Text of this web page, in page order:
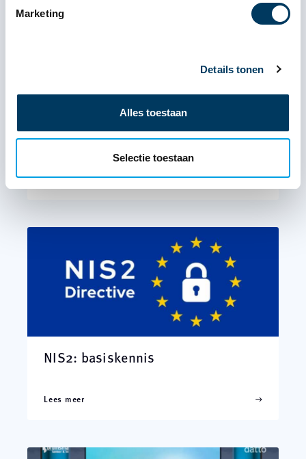
Marketing
Details tonen
Alles toestaan
Selectie toestaan
NIS2: wat betekent
ketenzorgplicht?
Lees meer
NIS2: basiskennis
Lees meer